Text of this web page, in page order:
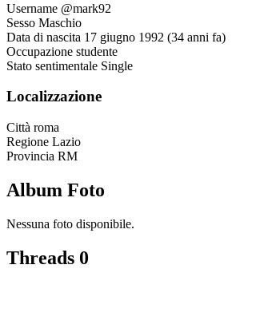
Username @mark92
Sesso Maschio
Data di nascita 17 giugno 1992 (34 anni fa)
Occupazione studente
Stato sentimentale Single
Localizzazione
Città roma
Regione Lazio
Provincia RM
Album Foto
Nessuna foto disponibile.
Threads 0